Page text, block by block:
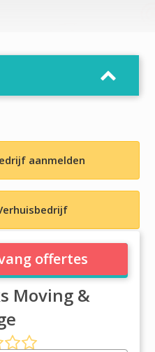
aanmelden
& Storage
Moving &
offertes